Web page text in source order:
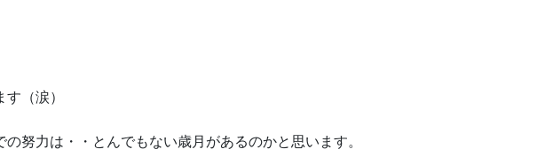
（涙）
努力は・・とんでもない歳月があるのかと思います。